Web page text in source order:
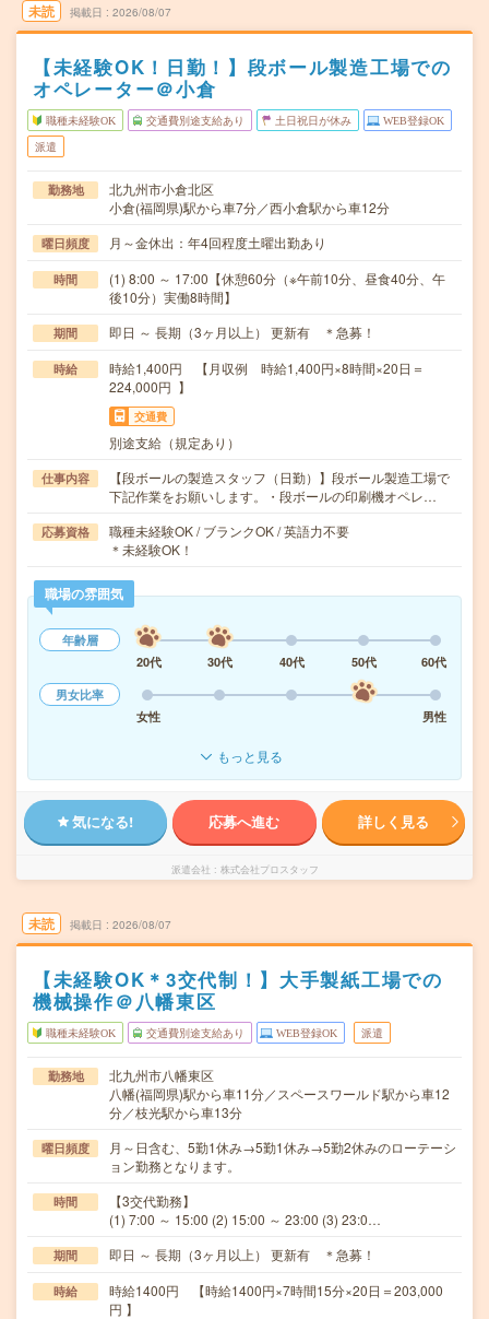
未読 掲載日 2026/08/07
【未経験OK！日勤！】段ボール製造工場での
オペレーター＠小倉
職種未経験OK 交通費別途支給あり 土日祝日が休み WEB登録OK
派遣
勤務地
北九州市小倉北区
小倉(福岡県)駅から車7分／西小倉駅から車12分
曜日頻度 月～金休出：年4回程度土曜出勤あり
時間
(1) 8:00 ～ 17:00【休憩60分（※午前10分、昼食40分、午
後10分）実働8時間】
期間 即日 ～ 長期（3ヶ月以上） 更新有 ＊急募！
時給
時給1,400円 【月収例 時給1,400円×8時間×20日＝
224,000円 】
交通費
別途支給（規定あり）
仕事内容
【段ボールの製造スタッフ（日勤）】段ボール製造工場で
下記作業をお願いします。・段ボールの印刷機オペレ…
応募資格
職種未経験OK / ブランクOK / 英語力不要
＊未経験OK！
職場の雰囲気
年齢層
20代
30代 40代 50代
60代
男女比率
女性
男性
もっと見る
気になる! 応募へ進む 詳しく見る
派遣会社 株式会社プロスタッフ
未読 掲載日 2026/08/07
【未経験OK＊3交代制！】大手製紙工場での
機械操作＠八幡東区
職種未経験OK 交通費別途支給あり WEB登録OK 派遣
勤務地
北九州市八幡東区
八幡(福岡県)駅から車11分／スペースワールド駅から車12
分／枝光駅から車13分
曜日頻度
月～日含む、5勤1休み→5勤1休み→5勤2休みのローテーシ
ョン勤務となります。
時間
【3交代勤務】
(1) 7:00 ～ 15:00 (2) 15:00 ～ 23:00 (3) 23:0…
期間 即日 ～ 長期（3ヶ月以上） 更新有 ＊急募！
時給
時給1400円 【時給1400円×7時間15分×20日＝203,000
円 】